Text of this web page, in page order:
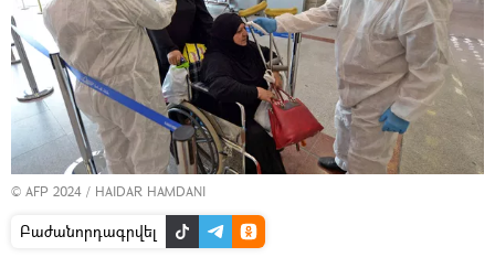
© AFP 2024 / HAIDAR HAMDANI
Բաժանորդագրվել